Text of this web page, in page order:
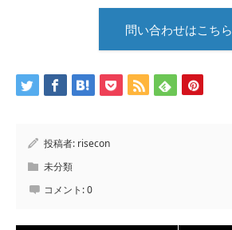
問い合わせはこちら
投稿者: risecon
未分類
コメント:0